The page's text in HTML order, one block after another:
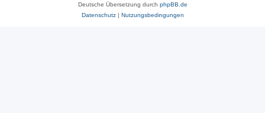
Deutsche Übersetzung durch phpBB.de
Datenschutz| Nutzungsbedingungen